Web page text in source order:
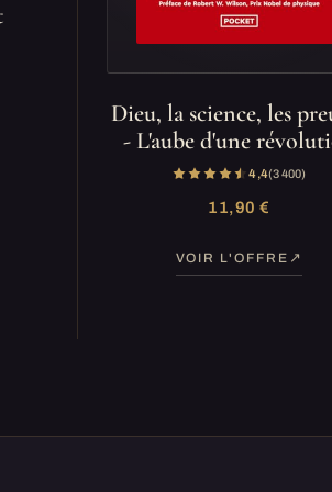
Dieu, la science, les
- L'aube d'une
4,4(3 400)
11,90 €
VOIR L'OFFRE